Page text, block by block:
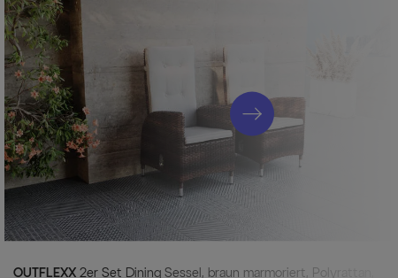
OUTFLEXX2er Set Dining Sessel, braun marmoriert, Polyrattan,